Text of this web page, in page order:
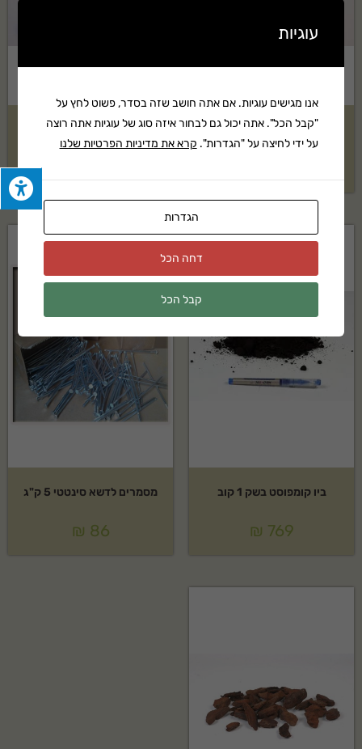
טוף שחור 4-20 בשק 2.5 קוב טוף שחור 4-20 בשק 2 קוב
ביו קומפוסט בשק 1 קוב
₪ 769
מסמרים לדשא סינטטי 5 ק"ג
₪ 86
עוגיות
אנו מגישים עוגיות. אם אתה חושב שזה בסדר, פשוט לחץ על
"קבל הכל". אתה יכול גם לבחור איזה סוג של עוגיות אתה רוצה
על ידי לחיצה על "הגדרות". קרא את מדיניות הפרטיות שלנו
הגדרות
דחה הכל
קבל הכל